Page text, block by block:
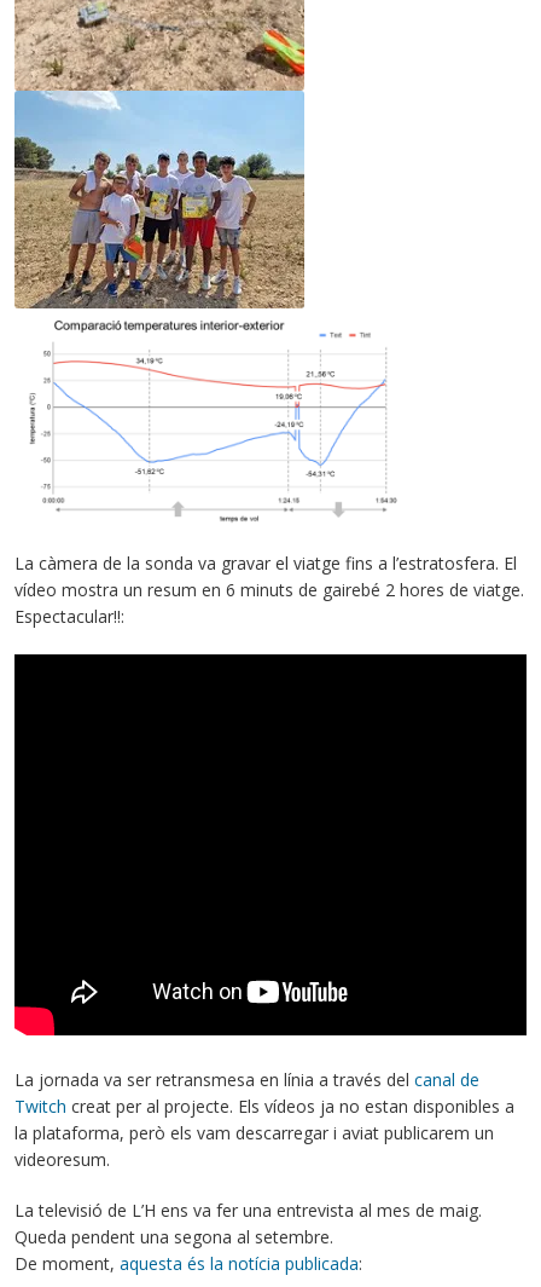
La càmera de la sonda va gravar el viatge fins a l’estratosfera. El
vídeo mostra un resum en 6 minuts de gairebé 2 hores de viatge.
Espectacular!!:
La jornada va ser retransmesa en línia a través del canal de
Twitch creat per al projecte. Els vídeos ja no estan disponibles a
la plataforma, però els vam descarregar i aviat publicarem un
videoresum.
La televisió de L’H ens va fer una entrevista al mes de maig.
Queda pendent una segona al setembre.
De moment, aquesta és la notícia publicada: